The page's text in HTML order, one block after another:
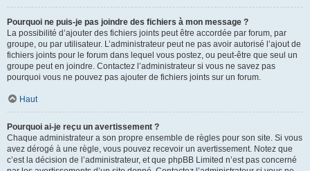
Pourquoi ne puis-je pas joindre des fichiers à mon message ?
La possibilité d’ajouter des fichiers joints peut être accordée par forum, par
groupe, ou par utilisateur. L’administrateur peut ne pas avoir autorisé l’ajout de
fichiers joints pour le forum dans lequel vous postez, ou peut-être que seul un
groupe peut en joindre. Contactez l’administrateur si vous ne savez pas
pourquoi vous ne pouvez pas ajouter de fichiers joints sur un forum.
Haut
Pourquoi ai-je reçu un avertissement ?
Chaque administrateur a son propre ensemble de règles pour son site. Si vous
avez dérogé à une règle, vous pouvez recevoir un avertissement. Notez que
c’est la décision de l’administrateur, et que phpBB Limited n’est pas concerné